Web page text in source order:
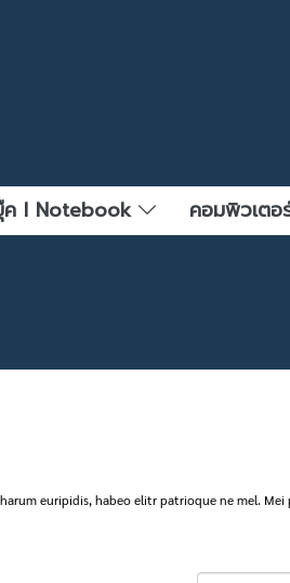
ค l Notebook คอมพิวเตอ
euripidis, habeo elitr patrioque ne mel.